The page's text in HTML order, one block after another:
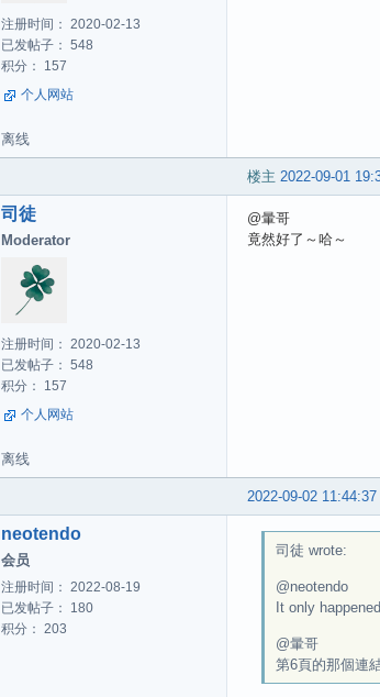
注册时间： 2020-02-13
已发帖子： 548
积分： 157
个人网站
离线
楼主 2022-09-01
司徒
Moderator
注册时间： 2020-02-13
已发帖子： 548
积分： 157
个人网站
@暈哥
竟然好了～哈～
离线
2022-09-02 11:44:37
neotendo
会员
注册时间： 2022-08-19
已发帖子： 180
积分： 203
司徒 wrote:
@neotendo
It only
@暈哥
第6頁的那個連